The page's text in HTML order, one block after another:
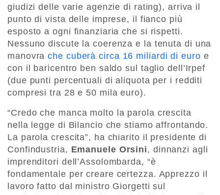
giudizi delle varie agenzie di rating), arriva il
punto di vista delle imprese, il fianco più
esposto a ogni finanziaria che si rispetti.
Nessuno discute la coerenza e la tenuta di una
manovrache cuberà circa 16 miliardi di euro e
con il baricentro ben saldo sul taglio dell’Irpef
(due punti percentuali di aliquota per i redditi
compresi tra 28 e 50 mila euro).
“Credo che manca molto la parola crescita
nella legge di Bilancio che stiamo affrontando.
La parola crescita”, ha chiarito il presidente di
Confindustria, Emanuele Orsini, dinnanzi agli
imprenditori dell’Assolombarda, “è
fondamentale per creare certezza. Apprezzo il
lavoro fatto dal ministro Giorgetti sul